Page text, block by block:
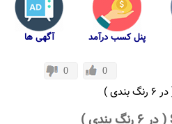
پنل کسب درآمد آگهی ها
0 0